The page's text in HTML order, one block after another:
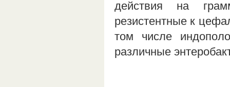
действия на
резистентные к
том числе
различные